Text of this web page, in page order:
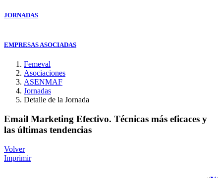
JORNADAS
EMPRESAS ASOCIADAS
Femeval
Asociaciones
ASENMAF
Jornadas
Detalle de la Jornada
Email Marketing Efectivo. Técnicas más eficaces y
las últimas tendencias
Volver
Imprimir